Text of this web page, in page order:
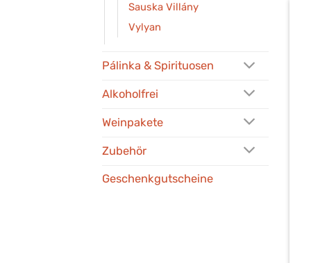
Sauska Villány
Vylyan
Pálinka & Spirituosen
Alkoholfrei
Weinpakete
Zubehör
Geschenkgutscheine